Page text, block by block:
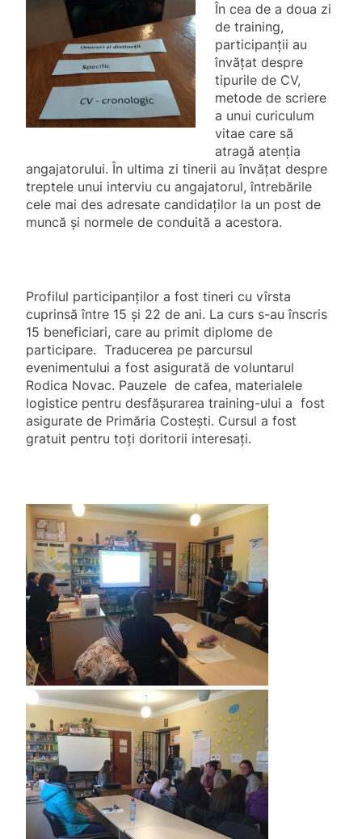
În cea de a doua zi
de training,
participanţii au
învăţat despre
tipurile de CV,
metode de scriere
a unui curiculum
vitae care să
atragă atenţia
angajatorului. În ultima zi tinerii au învăţat despre
treptele unui interviu cu angajatorul, întrebările
cele mai des adresate candidaţilor la un post de
muncă şi normele de conduită a acestora.
Profilul participanţilor a fost tineri cu vîrsta
cuprinsă între 15 şi 22 de ani. La curs s-au înscris
15 beneficiari, care au primit diplome de
participare. Traducerea pe parcursul
evenimentului a fost asigurată de voluntarul
Rodica Novac. Pauzele de cafea, materialele
logistice pentru desfăşurarea training-ului a fost
asigurate de Primăria Costeşti. Cursul a fost
gratuit pentru toţi doritorii interesaţi.